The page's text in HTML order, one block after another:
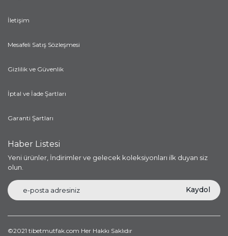
İletişim
Mesafeli Satış Sözleşmesi
Gizlilik ve Güvenlik
İptal ve İade Şartları
Garanti Şartları
Haber Listesi
Yeni ürünler, İndirimler ve gelecek koleksiyonları ilk duyan siz
olun.
Kaydol
©2021 tibetmutfak.com Her Hakkı Saklıdır